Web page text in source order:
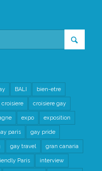
BALI bien-etre
croisiere croisiere gay
expo exposition
paris gay pride
gay travel gran canaria
Paris interview